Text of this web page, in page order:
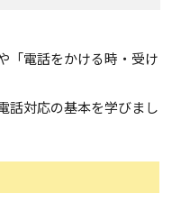
「電話をかける時・受け
話対応の基本を学びまし